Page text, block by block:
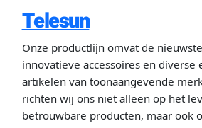
Telesun
Onze productlijn omvat de
innovatieve accessoires en diverse
artikelen van toonaangevende
richten wij ons niet alleen op het
betrouwbare producten, maar ook